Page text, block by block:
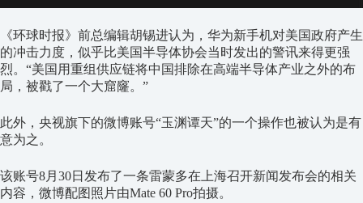
《环球时报》前总编辑胡锡进认为，华为新手机对美国政府产生
的冲击力度，似乎比美国半导体协会当时发出的警讯来得更强
烈。“美国用重组供应链将中国排除在高端半导体产业之外的布
局，被戳了一个大窟窿。”
此外，央视旗下的微博账号“玉渊谭天”的一个操作也被认为是有
意为之。
该账号8月30日发布了一条雷蒙多在上海召开新闻发布会的相关
内容，微博配图照片由Mate 60 Pro拍摄。